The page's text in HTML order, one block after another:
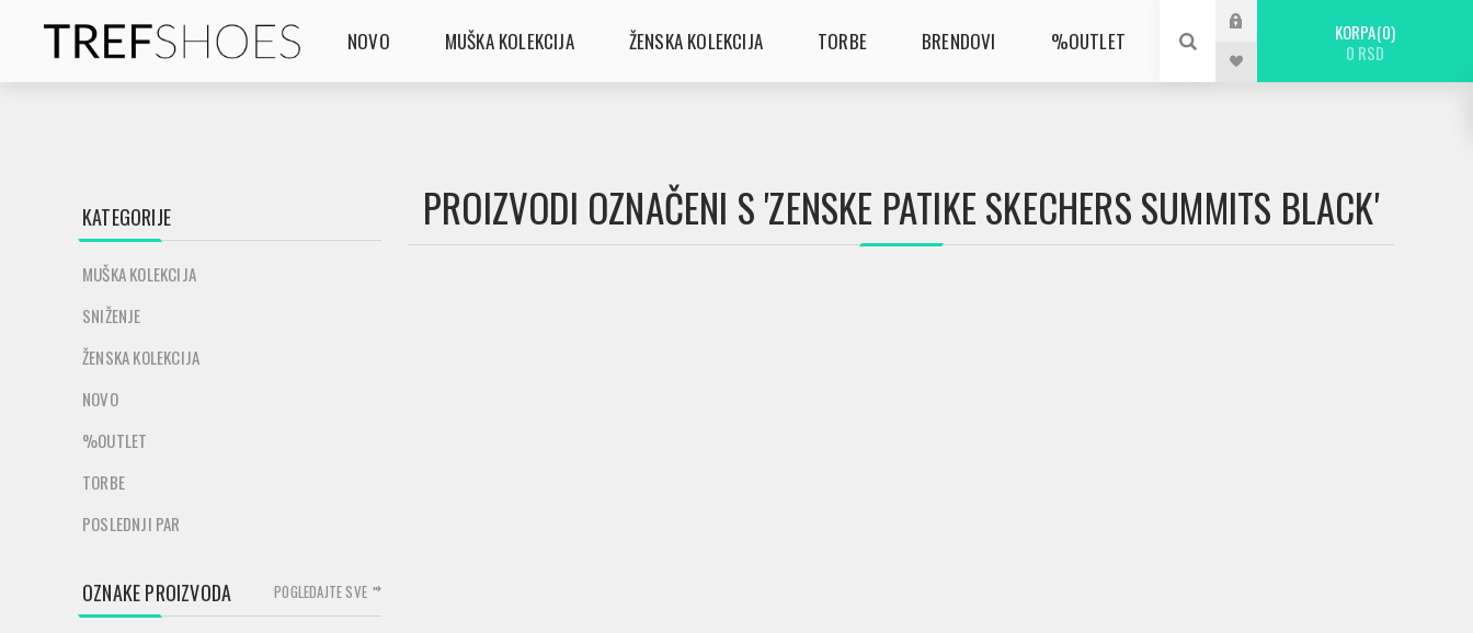
NOVO MUŠKA KOLEKCIJA ŽENSKA KOLEKCIJA TORBE BRENDOVI %OUTLET KORPA 0
0 RSD
PROIZVODI OZNAČENI S 'ZENSKE PATIKE SKECHERS SUMMITS BLACK'
KATEGORIJE
MUŠKA KOLEKCIJA
SNIŽENJE
ŽENSKA KOLEKCIJA
NOVO
%OUTLET
TORBE
POSLEDNJI PAR
OZNAKE PROIZVODA POGLEDAJTE SVE